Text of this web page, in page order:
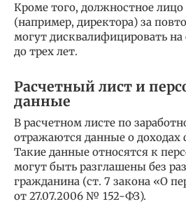
Кроме того, должностное лицо
(например, директора) за
могут дисквалифицировать на
до трех лет.
Расчетный лист и
данные
В расчетном листе по
отражаются данные о доходах
Такие данные относятся к
могут быть разглашены без
гражданина (ст. 7 закона «О
от 27.07.2006 № 152-ФЗ).